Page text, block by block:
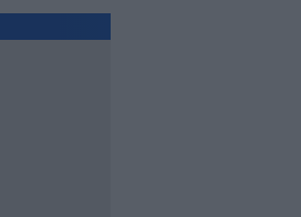
Hôtellerie